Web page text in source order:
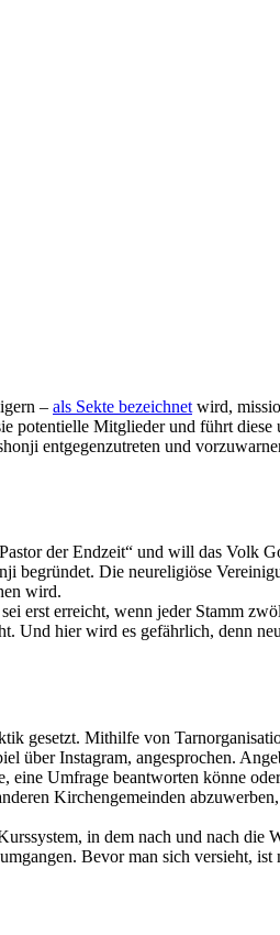
– als Sekte bezeichnet wird,
potentielle Mitglieder und führt
entgegenzutreten und
der Endzeit“ und will das Volk
begründet. Die neureligiöse
wird.
erst erreicht, wenn jeder Stamm
Und hier wird es gefährlich, denn
gesetzt. Mithilfe von
über Instagram, angesprochen.
Umfrage beantworten könne
Kirchengemeinden
in dem nach und nach die
Bevor man sich versieht, ist